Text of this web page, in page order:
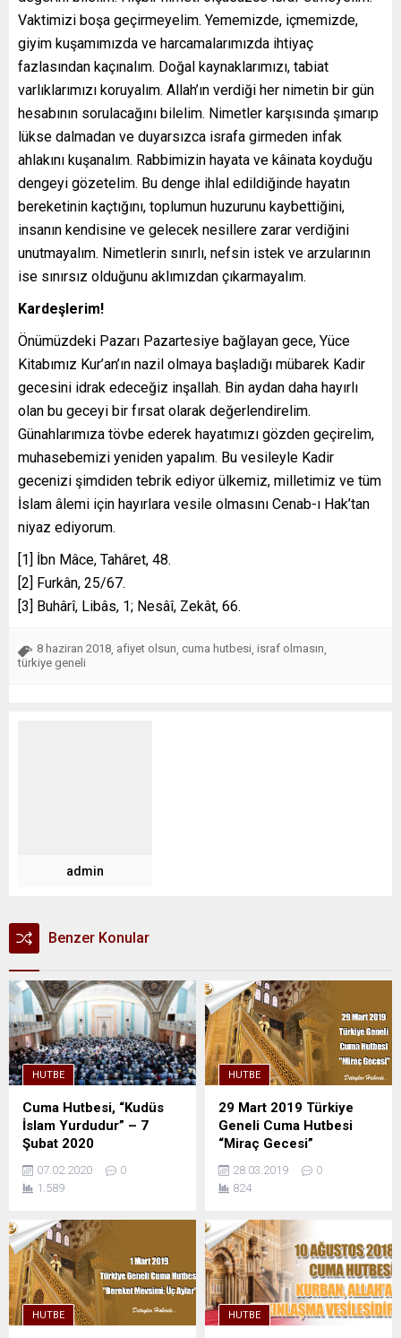
Vaktimizi boşa geçirmeyelim. Yememizde, içmemizde,
giyim kuşamımızda ve harcamalarımızda ihtiyaç
fazlasından kaçınalım. Doğal kaynaklarımızı, tabiat
varlıklarımızı koruyalım. Allah’ın verdiği her nimetin bir gün
hesabının sorulacağını bilelim. Nimetler karşısında şımarıp
lükse dalmadan ve duyarsızca israfa girmeden infak
ahlakını kuşanalım. Rabbimizin hayata ve kâinata koyduğu
dengeyi gözetelim. Bu denge ihlal edildiğinde hayatın
bereketinin kaçtığını, toplumun huzurunu kaybettiğini,
insanın kendisine ve gelecek nesillere zarar verdiğini
unutmayalım. Nimetlerin sınırlı, nefsin istek ve arzularının
ise sınırsız olduğunu aklımızdan çıkarmayalım.
Kardeşlerim!
Önümüzdeki Pazarı Pazartesiye bağlayan gece, Yüce
Kitabımız Kur’an’ın nazil olmaya başladığı mübarek Kadir
gecesini idrak edeceğiz inşallah. Bin aydan daha hayırlı
olan bu geceyi bir fırsat olarak değerlendirelim.
Günahlarımıza tövbe ederek hayatımızı gözden geçirelim,
muhasebemizi yeniden yapalım. Bu vesileyle Kadir
gecenizi şimdiden tebrik ediyor ülkemiz, milletimiz ve tüm
İslam âlemi için hayırlara vesile olmasını Cenab-ı Hak’tan
niyaz ediyorum.
[1] İbn Mâce, Tahâret, 48.
[2] Furkân, 25/67.
[3] Buhârî, Libâs, 1; Nesâî, Zekât, 66.
8 haziran 2018 afiyet olsun cuma hutbesi israf olmasın
türkiye geneli
admin
Benzer Konular
HUTBE
Cuma Hutbesi, “Kudüs
İslam Yurdudur” – 7
Şubat 2020
07.02.2020
0
1.589
HUTBE
29 Mart 2019 Türkiye
Geneli Cuma Hutbesi
“Miraç Gecesi”
28.03.2019
0
824
HUTBE HUTBE